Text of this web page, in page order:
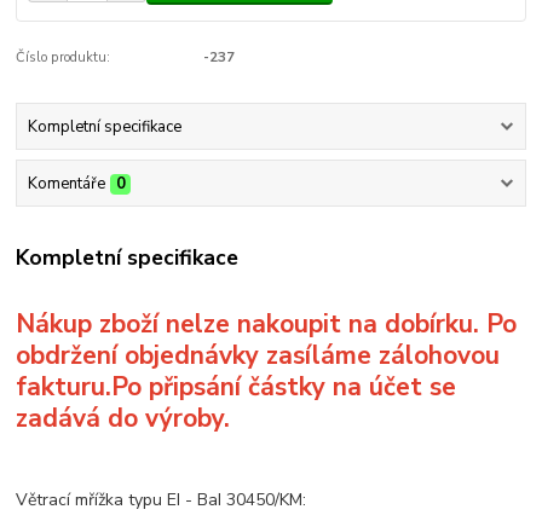
Číslo produktu: -237
Kompletní specifikace
Komentáře 0
Kompletní specifikace
Nákup zboží nelze nakoupit na dobírku. Po
obdržení objednávky zasíláme zálohovou
fakturu.Po připsání částky na účet se
zadává do výroby.
Větrací mřížka typu EI - BaI 30450/KM: